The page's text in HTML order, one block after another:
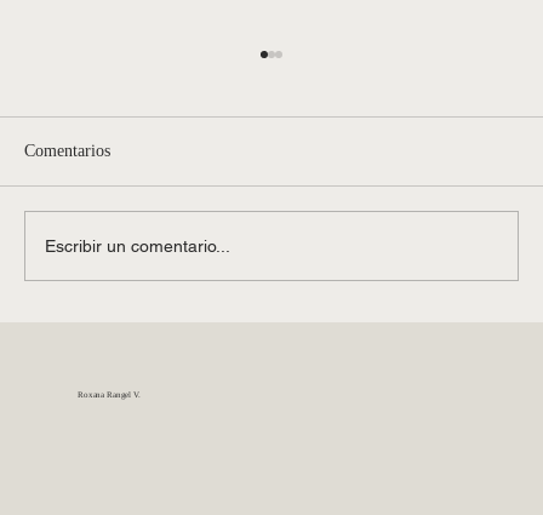
Comentarios
Escribir un comentario...
Roxana Rangel V.